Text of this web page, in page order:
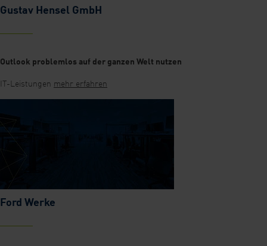
Gustav Hensel GmbH
Outlook problemlos auf der ganzen Welt nutzen
IT-Leistungen mehr erfahren
Ford Werke